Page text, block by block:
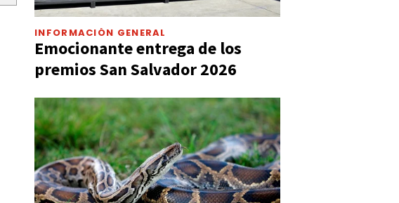
INFORMACIÓN GENERAL
Emocionante entrega de los
premios San Salvador 2026